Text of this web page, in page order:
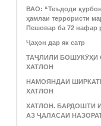
ВАО: “Теъдоди
ҳамлаи террористи
Пешовар ба 72 нафар
Ҷаҳон дар як сатр
ТАҶЛИЛИ БОШУКӮҲИ
ХАТЛОН
НАМОЯНДАИ
ХАТЛОН
ХАТЛОН. БАРДОШТИ
АЗ ҶАЛАСАИ